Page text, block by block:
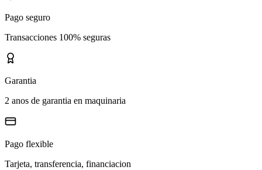
Pago seguro
Transacciones 100% seguras
Garantia
2 anos de garantia en maquinaria
Pago flexible
Tarjeta, transferencia, financiacion